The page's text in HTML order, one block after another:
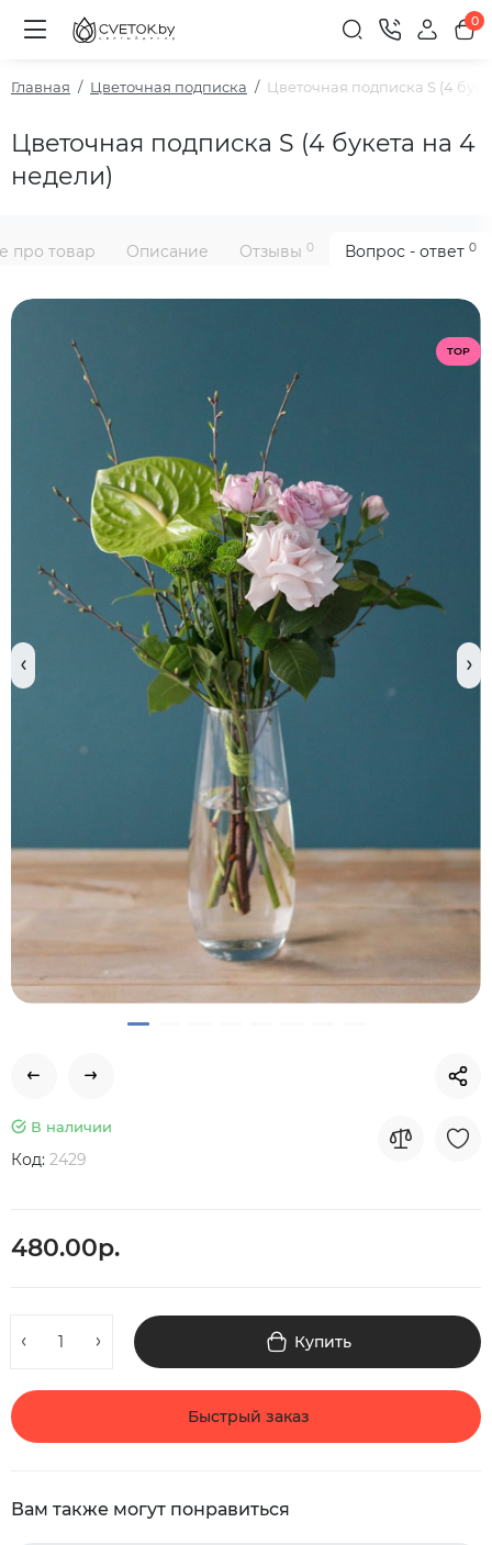
0
Главная Цветочная подписка Цветочная подписка S (4
Цветочная подписка S (4 букета на 4
недели)
про товар Описание Отзывы 0 Вопрос - ответ 0
TOP
В наличии
Код: 2429
480.00р.
Купить
Быстрый заказ
Вам также могут понравиться